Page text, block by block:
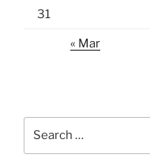
31
« Mar